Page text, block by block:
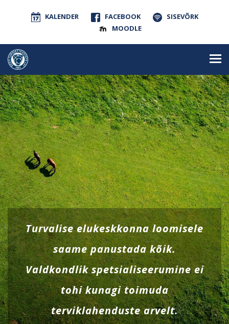
KALENDER FACEBOOK
SISEVÕRK
MOODLE
Turvalise elukeskkonna loomisele
saame panustada kõik.
Valdkondlik spetsialiseerumine ei
tohi kunagi toimuda
terviklahenduste arvelt.